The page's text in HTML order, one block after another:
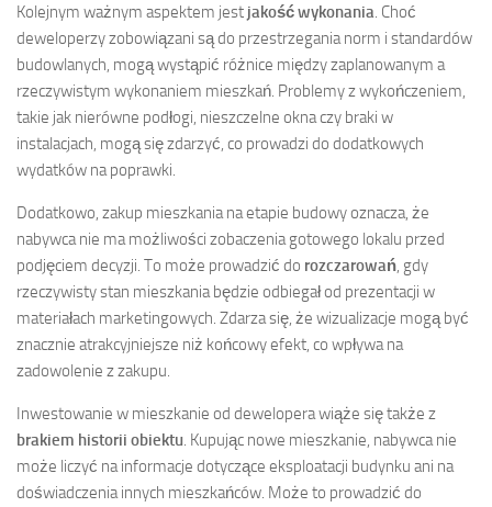
Kolejnym ważnym aspektem jest jakość wykonania. Choć
deweloperzy zobowiązani są do przestrzegania norm i standardów
budowlanych, mogą wystąpić różnice między zaplanowanym a
rzeczywistym wykonaniem mieszkań. Problemy z wykończeniem,
takie jak nierówne podłogi, nieszczelne okna czy braki w
instalacjach, mogą się zdarzyć, co prowadzi do dodatkowych
wydatków na poprawki.
Dodatkowo, zakup mieszkania na etapie budowy oznacza, że
nabywca nie ma możliwości zobaczenia gotowego lokalu przed
podjęciem decyzji. To może prowadzić do rozczarowań, gdy
rzeczywisty stan mieszkania będzie odbiegał od prezentacji w
materiałach marketingowych. Zdarza się, że wizualizacje mogą być
znacznie atrakcyjniejsze niż końcowy efekt, co wpływa na
zadowolenie z zakupu.
Inwestowanie w mieszkanie od dewelopera wiąże się także z
brakiem historii obiektu. Kupując nowe mieszkanie, nabywca nie
może liczyć na informacje dotyczące eksploatacji budynku ani na
doświadczenia innych mieszkańców. Może to prowadzić do